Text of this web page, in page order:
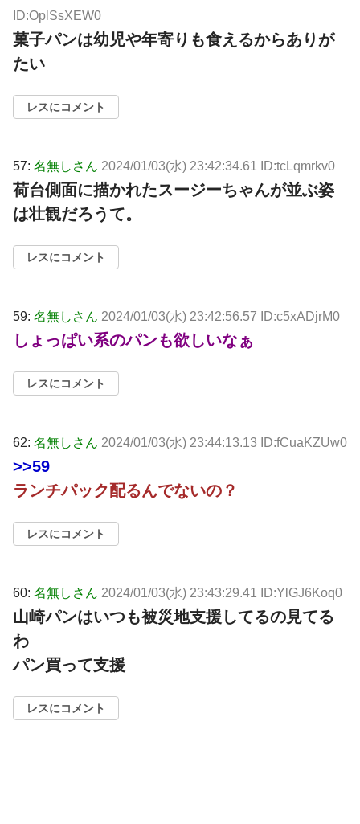
ID:OplSsXEW0
菓子パンは幼児や年寄りも食えるからありが
たい
レスにコメント
57: 名無しさん 2024/01/03(水) 23:42:34.61 ID:tcLqmrkv0
荷台側面に描かれたスージーちゃんが並ぶ姿
は壮観だろうて。
レスにコメント
59: 名無しさん 2024/01/03(水) 23:42:56.57 ID:c5xADjrM0
しょっぱい系のパンも欲しいなぁ
レスにコメント
62: 名無しさん 2024/01/03(水) 23:44:13.13 ID:fCuaKZUw0
>>59
ランチパック配るんでないの？
レスにコメント
60: 名無しさん 2024/01/03(水) 23:43:29.41 ID:YlGJ6Koq0
山崎パンはいつも被災地支援してるの見てる
わ
パン買って支援
レスにコメント